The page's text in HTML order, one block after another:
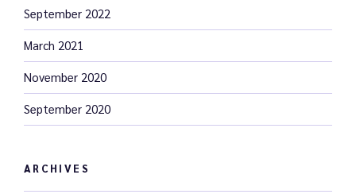
September 2022
March 2021
November 2020
September 2020
ARCHIVES